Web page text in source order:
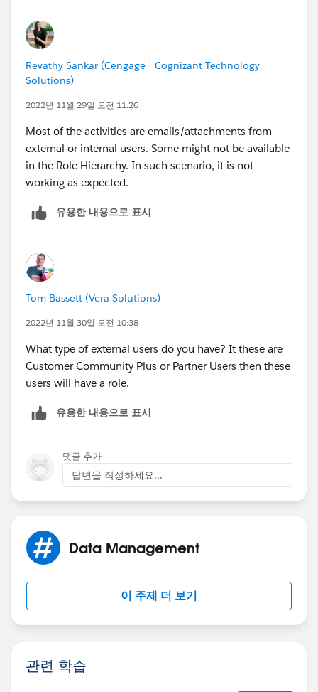
but this depends if this is currently in use or not.
Revathy Sankar (Cengage | Cognizant Technology
Solutions)
2022년 11월 29일 오전 11:26
Most of the activities are emails/attachments from
external or internal users. Some might not be available
in the Role Hierarchy. In such scenario, it is not
working as expected.
유용한 내용으로 표시
Tom Bassett (Vera Solutions)
2022년 11월 30일 오전 10:38
What type of external users do you have? It these are
Customer Community Plus or Partner Users then these
users will have a role.
유용한 내용으로 표시
댓글 추가
답변을 작성하세요...
Data Management
이 주제 더 보기
관련 학습